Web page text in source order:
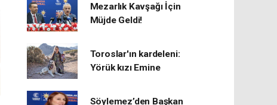
Mezarlık Kavşağı İçin
Müjde Geldi!
Toroslar'ın kardeleni:
Yörük kızı Emine
Söylemez’den Başkan